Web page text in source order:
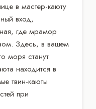
в мастер-каюту
вход,
где мрамор
Здесь, в вашем
моря станут
находится в
твин-каюты
при